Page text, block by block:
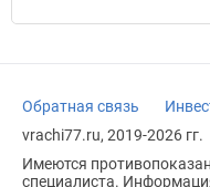
Обратная связь
vrachi77.ru, 2019-2026 гг.
Имеются
специалиста.